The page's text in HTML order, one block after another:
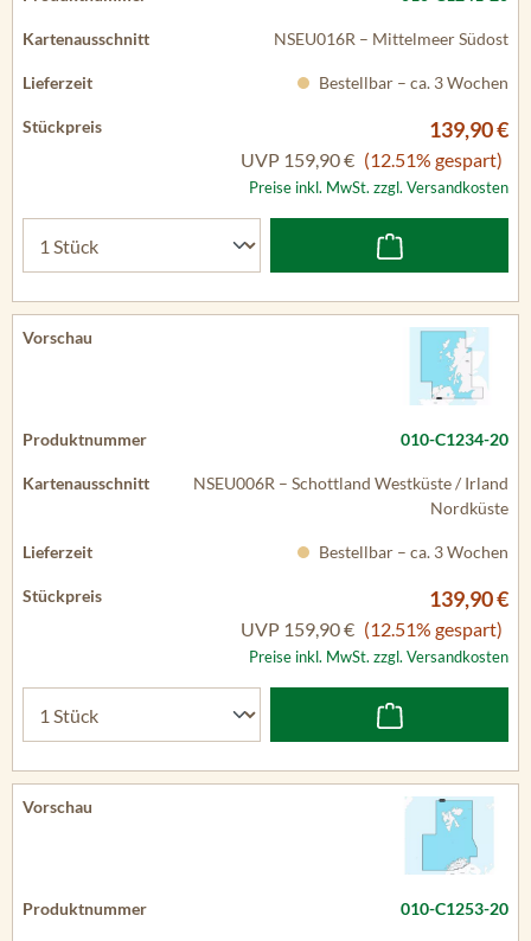
NSEU016R – Mittelmeer Südost
Bestellbar – ca. 3 Wochen
139,90 €
UVP 159,90 € (12.51% gespart)
Preise inkl. MwSt. zzgl. Versandkosten
010-C1234-20
NSEU006R – Schottland Westküste / Irland
Nordküste
Bestellbar – ca. 3 Wochen
139,90 €
UVP 159,90 € (12.51% gespart)
Preise inkl. MwSt. zzgl. Versandkosten
010-C1253-20